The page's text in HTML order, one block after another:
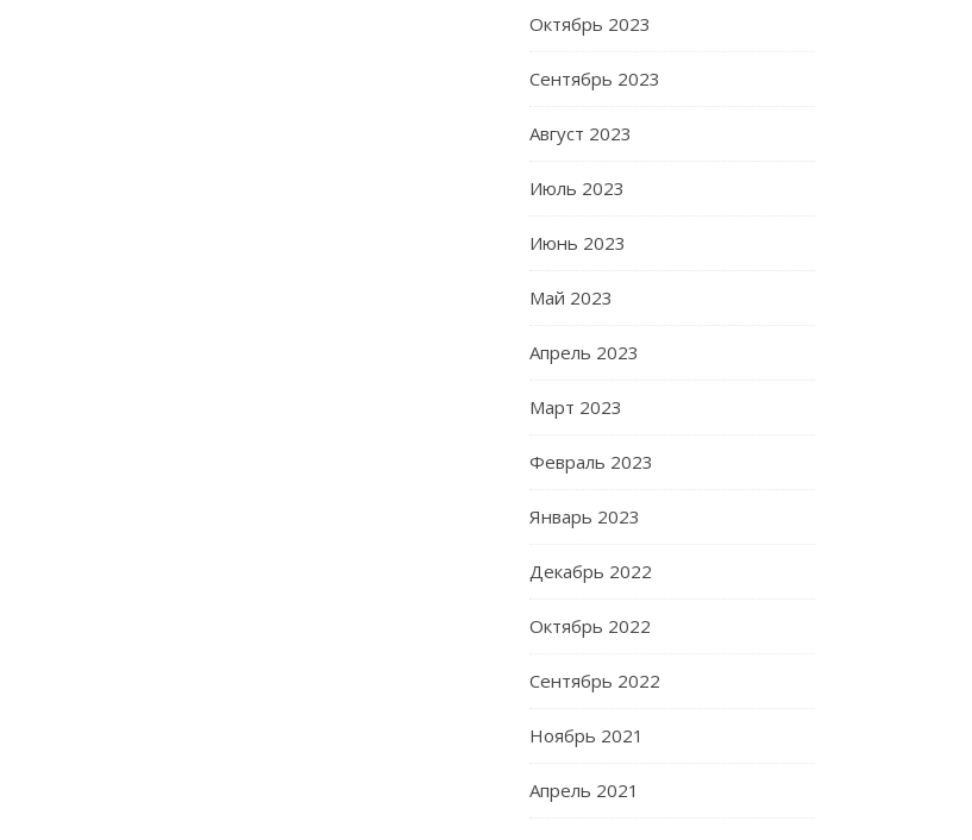
Октябрь 2023
Сентябрь 2023
Август 2023
Июль 2023
Июнь 2023
Май 2023
Апрель 2023
Март 2023
Февраль 2023
Январь 2023
Декабрь 2022
Октябрь 2022
Сентябрь 2022
Ноябрь 2021
Апрель 2021